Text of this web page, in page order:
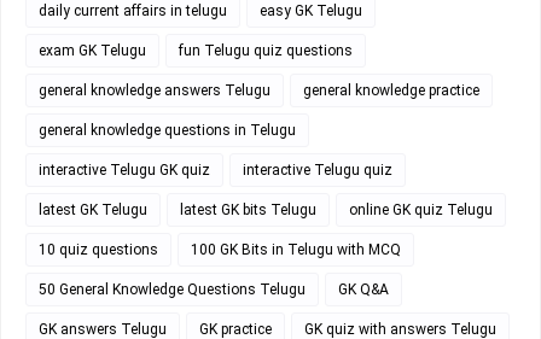
daily current affairs in telugu easy GK Telugu
exam GK Telugu fun Telugu quiz questions
general knowledge answers Telugu general knowledge practice
general knowledge questions in Telugu
interactive Telugu GK quiz interactive Telugu quiz
latest GK Telugu latest GK bits Telugu online GK quiz Telugu
10 quiz questions 100 GK Bits in Telugu with MCQ
50 General Knowledge Questions Telugu GK Q&A
GK answers Telugu GK practice GK quiz with answers Telugu